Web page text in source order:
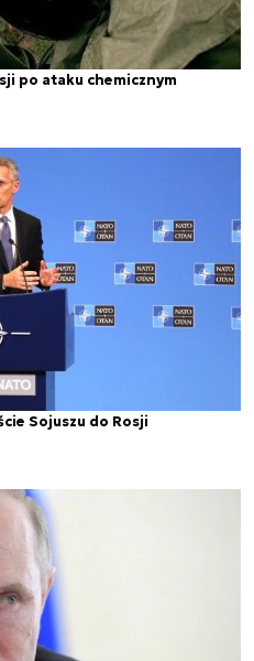
po ataku chemicznym
Sojuszu do Rosji